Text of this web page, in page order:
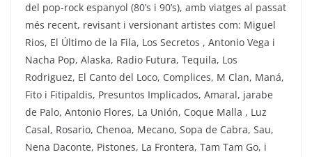
del pop-rock espanyol (80’s i 90’s), amb viatges al passat
més recent, revisant i versionant artistes com: Miguel
Rios, El Último de la Fila, Los Secretos , Antonio Vega i
Nacha Pop, Alaska, Radio Futura, Tequila, Los
Rodriguez, El Canto del Loco, Complices, M Clan, Maná,
Fito i Fitipaldis, Presuntos Implicados, Amaral, jarabe
de Palo, Antonio Flores, La Unión, Coque Malla , Luz
Casal, Rosario, Chenoa, Mecano, Sopa de Cabra, Sau,
Nena Daconte, Pistones, La Frontera, Tam Tam Go, i